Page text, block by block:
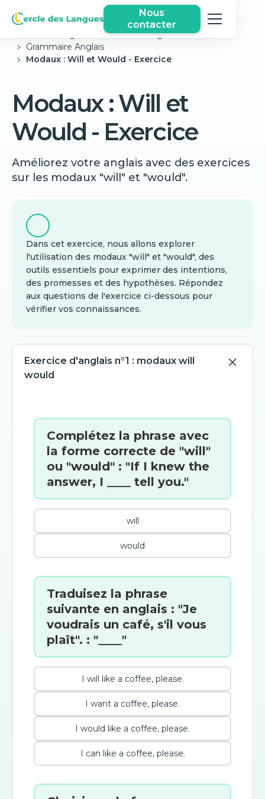
Nous
contacter
Exercices Anglais Gratuits
Grammaire Anglais
Modaux : Will et Would - Exercice
Modaux : Will et
Would - Exercice
Améliorez votre anglais avec des exercices
sur les modaux "will" et "would".
Dans cet exercice, nous allons explorer
l'utilisation des modaux "will" et "would", des
outils essentiels pour exprimer des intentions,
des promesses et des hypothèses. Répondez
aux questions de l'exercice ci-dessous pour
vérifier vos connaissances.
Exercice d'anglais n°1 : modaux will
would
Complétez la phrase avec
la forme correcte de "will"
ou "would" : "If I knew the
answer, I ____ tell you."
will
would
Traduisez la phrase
suivante en anglais : "Je
voudrais un café, s'il vous
plaît". : "____"
I will like a coffee, please.
I want a coffee, please.
I would like a coffee, please.
I can like a coffee, please.